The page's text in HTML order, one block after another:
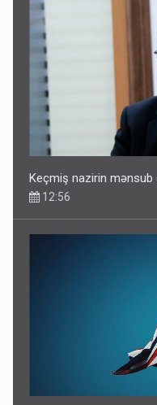
Keçmiş nazirin mənsub
12:56